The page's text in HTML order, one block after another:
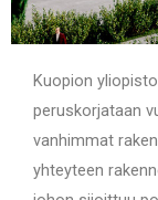
Kuopion
peruskorjataan
vanhimmat
yhteyteen